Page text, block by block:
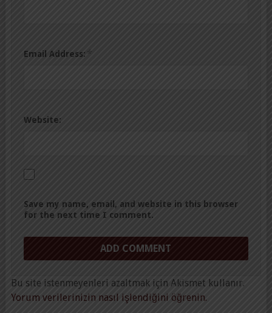
Email Address: *
Website:
Save my name, email, and website in this browser
for the next time I comment.
Bu site istenmeyenleri azaltmak için Akismet kullanır.
Yorum verilerinizin nasıl işlendiğini öğrenin.